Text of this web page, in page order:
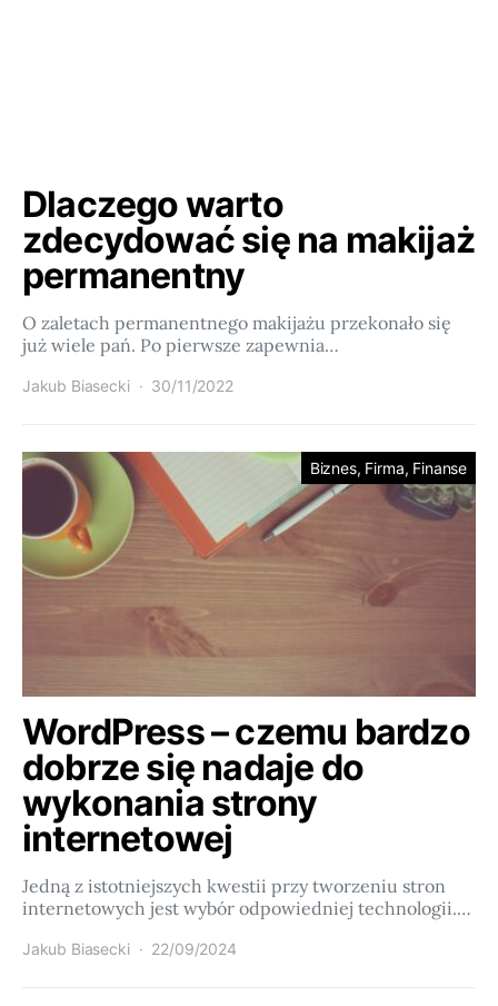
Dlaczego warto
zdecydować się na makijaż
permanentny
O zaletach permanentnego makijażu przekonało się
już wiele pań. Po pierwsze zapewnia…
Jakub Biasecki 30/11/2022
Biznes, Firma, Finanse
WordPress – czemu bardzo
dobrze się nadaje do
wykonania strony
internetowej
Jedną z istotniejszych kwestii przy tworzeniu stron
internetowych jest wybór odpowiedniej technologii.…
Jakub Biasecki 22/09/2024